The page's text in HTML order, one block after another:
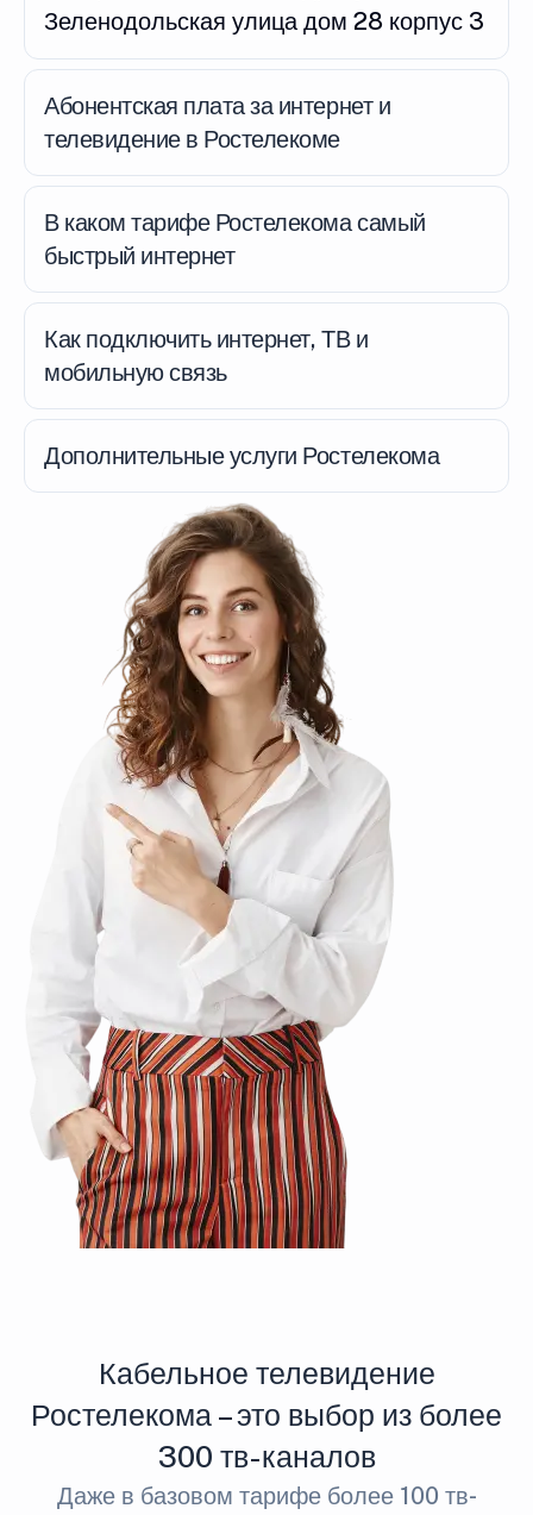
Зеленодольская улица дом 28 корпус 3
Абонентская плата за интернет и
телевидение в Ростелекоме
В каком тарифе Ростелекома самый
быстрый интернет
Как подключить интернет, ТВ и
мобильную связь
Дополнительные услуги Ростелекома
Кабельное телевидение
Ростелекома – это выбор из более
300 тв-каналов
Даже в базовом тарифе более 100 тв-